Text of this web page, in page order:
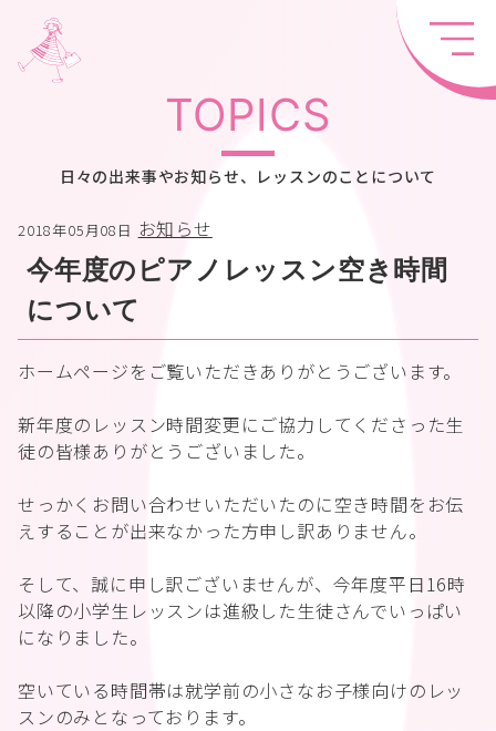
TOPICS
日々の出来事やお知らせ、レッスンのことについて
2018年05月08日 お知らせ
今年度のピアノレッスン空き時間
について
ホームページをご覧いただきありがとうございます。
新年度のレッスン時間変更にご協力してくださった生
徒の皆様ありがとうございました。
せっかくお問い合わせいただいたのに空き時間をお伝
えすることが出来なかった方申し訳ありません。
そして、誠に申し訳ございませんが、今年度平日16時
以降の小学生レッスンは進級した生徒さんでいっぱい
になりました。
空いている時間帯は就学前の小さなお子様向けのレッ
スンのみとなっております。